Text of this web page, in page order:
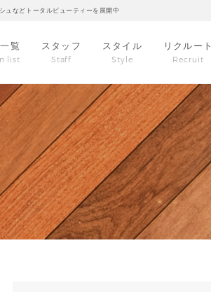
ュなどトータルビューティーを展開中
覧
list
スタッフ
Staff
スタイル
Style
リクルート
Recruit